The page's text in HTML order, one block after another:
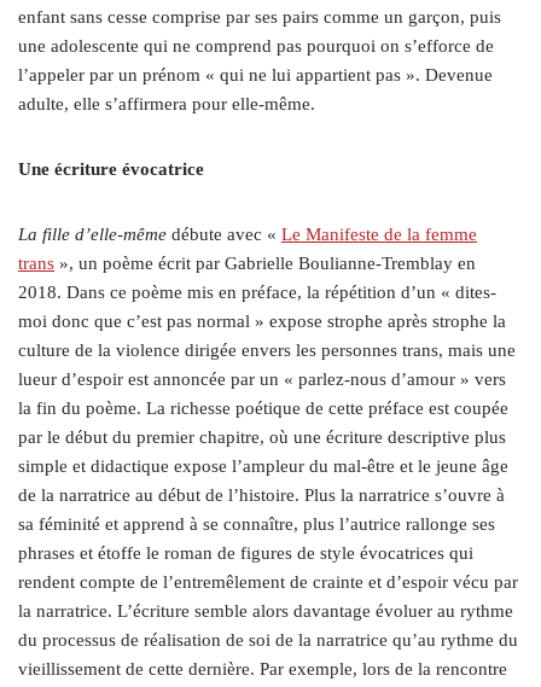
enfant sans cesse comprise par ses pairs comme un garçon, puis
une adolescente qui ne comprend pas pourquoi on s’efforce de
l’appeler par un prénom « qui ne lui appartient pas ». Devenue
adulte, elle s’affirmera pour elle-même.
Une écriture évocatrice
La fille d’elle-même débute avec « Le Manifeste de la femme
trans », un poème écrit par Gabrielle Boulianne-Tremblay en
2018. Dans ce poème mis en préface, la répétition d’un « dites-
moi donc que c’est pas normal » expose strophe après strophe la
culture de la violence dirigée envers les personnes trans, mais une
lueur d’espoir est annoncée par un « parlez-nous d’amour » vers
la fin du poème. La richesse poétique de cette préface est coupée
par le début du premier chapitre, où une écriture descriptive plus
simple et didactique expose l’ampleur du mal-être et le jeune âge
de la narratrice au début de l’histoire. Plus la narratrice s’ouvre à
sa féminité et apprend à se connaître, plus l’autrice rallonge ses
phrases et étoffe le roman de figures de style évocatrices qui
rendent compte de l’entremêlement de crainte et d’espoir vécu par
la narratrice. L’écriture semble alors davantage évoluer au rythme
du processus de réalisation de soi de la narratrice qu’au rythme du
vieillissement de cette dernière. Par exemple, lors de la rencontre